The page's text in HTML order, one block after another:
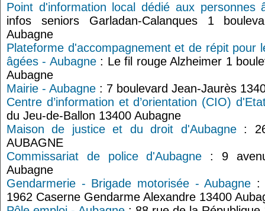
Point d'information local dédié aux personnes
infos seniors Garladan-Calanques 1
Aubagne
Plateforme d'accompagnement et de répit pour
âgées - Aubagne: Le fil rouge Alzheimer 1
Aubagne
Mairie - Aubagne : 7 boulevard Jean-Jaurès
Centre d’information et d’orientation (CIO)
du Jeu-de-Ballon 13400 Aubagne
Maison de justice et du droit d'Aubagne: 26
AUBAGNE
Commissariat de police d'Aubagne : 9
Aubagne
Gendarmerie - Brigade motorisée - Aubagne :
1962 Caserne Gendarme Alexandre 13400